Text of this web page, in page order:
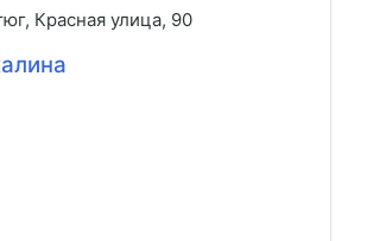
Красная улица, 90